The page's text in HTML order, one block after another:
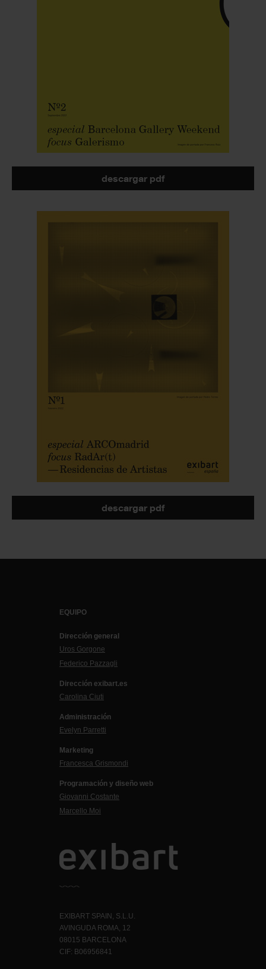
descargar pdf
descargar pdf
EQUIPO
Dirección general
Uros Gorgone
Federico Pazzagli
Dirección exibart.es
Carolina Ciuti
Administración
Evelyn Parretti
Marketing
Francesca Grismondi
Programación y diseño web
Giovanni Costante
Marcello Moi
EXIBART SPAIN, S.L.U.
AVINGUDA ROMA, 12
08015 BARCELONA
CIF: B06956841